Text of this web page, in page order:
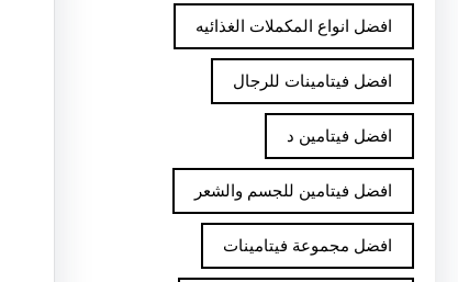
افضل انواع المكملات الغذائيه
افضل فيتامينات للرجال
افضل فيتامين د
افضل فيتامين للجسم والشعر
افضل مجموعة فيتامينات